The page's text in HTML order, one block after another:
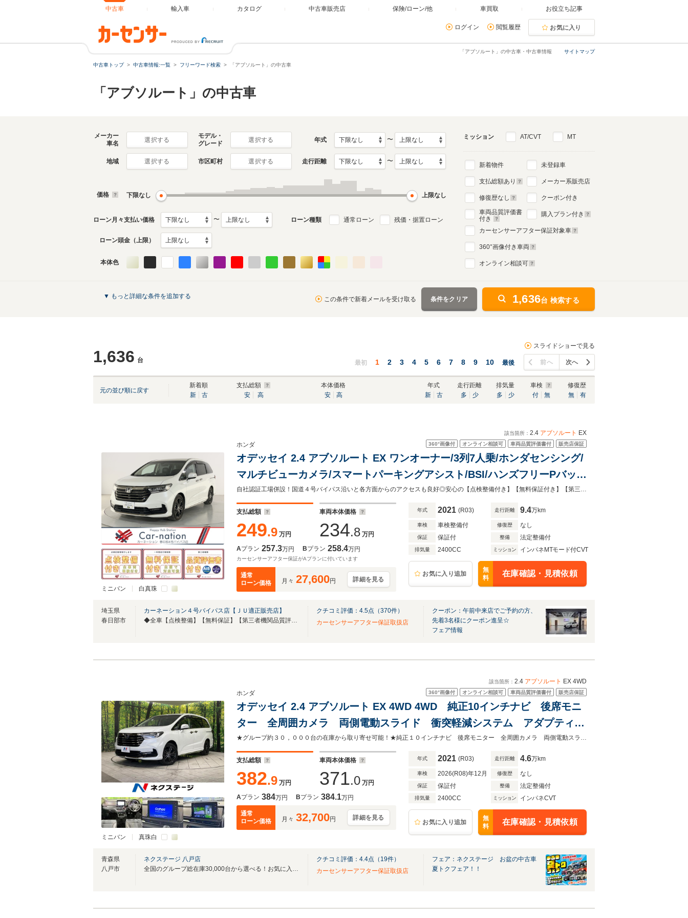
中古車 輸入車 カタログ 中古車販売店 保険/ローン/他 車買取 お役立ち記事
ログイン 閲覧履歴 お気に入り
サイトマップ
「アブソルート」の中古車・中古車情報
中古車トップ 中古車情報:一覧 フリーワード検索 「アブソルート」の中古車
「アブソルート」の中古車
メーカー
車名
選択する
モデル・
グレード
選択する 年式 〜
地域 選択する 市区町村 選択する 走行距離 〜
価格 下限なし 上限なし
ローン月々支払い価格 〜 ローン種類 通常ローン 残価・据置ローン
ローン頭金（上限）
本体色
ミッション AT/CVT MT
新着物件
支払総額あり
修復歴なし
車両品質評価書
付き
未登録車
メーカー系販売店
クーポン付き
購入プラン付き
カーセンサーアフター保証対象車
360°画像付き車両
オンライン相談可
▼ もっと詳細な条件を追加する この条件で新着メールを受け取る 条件をクリア 1,636台 検索する
1,636 台
スライドショーで見る
最初 1 2 3 4 5 6 7 8 9 10 最後 前へ 次へ
元の並び順に戻す
新着順
新
古
支払総額
安
高
本体価格
安
高
年式
新
古
走行距離
多
少
排気量
多
少
車検
付
無
修復歴
無
有
該当箇所： 2.4 アブソルート EX
ミニバン 白真珠
360°画像付 オンライン相談可 車両品質評価書付 販売店保証
ホンダ
オデッセイ 2.4 アブソルート EX ワンオーナー/3列7人乗/ホンダセンシング/
マルチビューカメラ/スマートパーキングアシスト/BSI/ハンズフリーPバック
ドア/Pシート/シートヒーター/10インチプレミアムインターナビ/フルセ
グ/DVD/AppleCarPlay/ETC2.0
自社認証工場併設！国道４号バイパス沿いと各方面からのアクセスも良好◎安心の【点検整備付き】【無料保証付き】【第三者機関品質評価書付き】！表示総額で乗り出し出来ます！！
支払総額
249.9 万円
車両本体価格
234.8 万円
Aプラン 257.3万円 Bプラン 258.4万円
カーセンサーアフター保証がAプランに付いています
通常
ローン価格
月々 27,600円 詳細を見る
年式 2021 (R03) 走行距離 9.4万km
車検 車検整備付 修復歴 なし
保証 保証付 整備 法定整備付
排気量 2400CC ミッション インパネMTモード付CVT
お気に入り追加
無
料
在庫確認・見積依頼
埼玉県
春日部市
カーネーション４号バイパス店【ＪＵ適正販売店】
◆全車【点検整備】【無料保証】【第三者機関品質評価書】付きで安心の販売店です◆
クチコミ評価： 4.5点（370件）
カーセンサーアフター保証取扱店
クーポン：午前中来店でご予約の方、
先着3名様にクーポン進呈☆
フェア情報
該当箇所： 2.4 アブソルート EX 4WD
ミニバン 真珠白
360°画像付 オンライン相談可 車両品質評価書付 販売店保証
ホンダ
オデッセイ 2.4 アブソルート EX 4WD 4WD 純正10インチナビ 後席モニ
ター 全周囲カメラ 両側電動スライド 衝突軽減システム アダプティブ
クルーズ ドラレコ ETC パワーシート シートヒーター LEDヘッド
禁煙車 スマートキー
★グループ約３０，０００台の在庫から取り寄せ可能！★純正１０インチナビ 後席モニター 全周囲カメラ 両側電動スライド 衝突軽減システム ドラレコ ＥＴＣ
支払総額
382.9 万円
車両本体価格
371.0 万円
Aプラン 384万円 Bプラン 384.1万円
通常
ローン価格
月々 32,700円 詳細を見る
年式 2021 (R03) 走行距離 4.6万km
車検 2026(R08)年12月 修復歴 なし
保証 保証付 整備 法定整備付
排気量 2400CC ミッション インパネCVT
お気に入り追加
無
料
在庫確認・見積依頼
青森県
八戸市
ネクステージ 八戸店
全国のグループ総在庫30,000台から選べる！お気に入りの愛車がきっと見つかります！
クチコミ評価： 4.4点（ 19件）
カーセンサーアフター保証取扱店
フェア：ネクステージ お盆の中古車
夏トクフェア！！